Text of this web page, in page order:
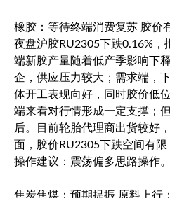
橡胶：等待终端消费复苏 胶价
夜盘沪胶RU2305下跌0.16%
端新胶产量随着低产季影响下
企，供应压力较大；需求端，
体开工表现向好，同时胶价低
端来看对行情形成一定支撑；
后。目前轮胎代理商出货较好
面，胶价RU2305下跌空间有限
操作建议：震荡偏多思路操作。
焦炭焦煤：预期提振 原料上行；